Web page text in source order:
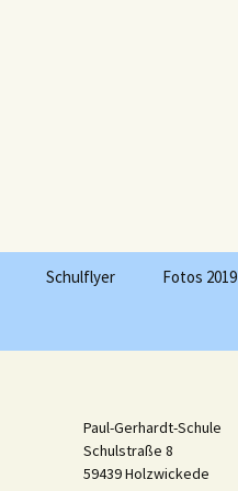
Schulflyer Fotos 2019
Paul-Gerhardt-Schule
Schulstraße 8
59439 Holzwickede